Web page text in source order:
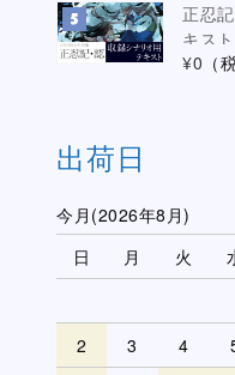
正忍
キスト
¥0 （
出荷日
今月(2026年8月)
日
月 火
2
3 4